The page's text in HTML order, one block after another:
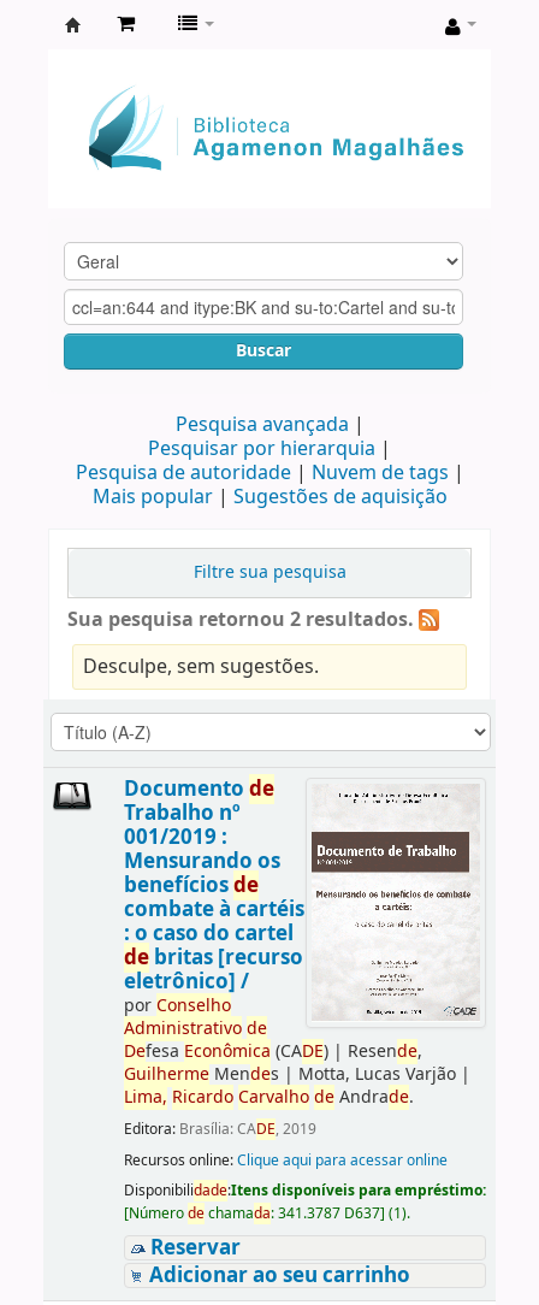
Agamenon
Magalhães
Buscar
Pesquisa avançada
Pesquisar por hierarquia
Pesquisa de autoridade
Nuvem de tags
Mais popular
Sugestões de aquisição
Filtre sua pesquisa
Sua pesquisa retornou 2 resultados.
Desculpe, sem sugestões.
Documento de
Trabalho nº
001/2019 :
Mensurando os
benefíciosde
combate à cartéis
: o caso do cartel
debritas [recurso
eletrônico] /
porConselho
Administrativo de
Defesa Econômica (CADE)| Resende,
GuilhermeMendes | Motta, Lucas Varjão|
Lima, Ricardo Carvalho deAndrade.
Editora: Brasília: CADE, 2019
Recursos online:Clique aqui para acessar online
Disponibilidade:Itens disponíveis para empréstimo:
[Númerodechamada:341.3787 D637] (1).
Reservar
Adicionar ao seu carrinho